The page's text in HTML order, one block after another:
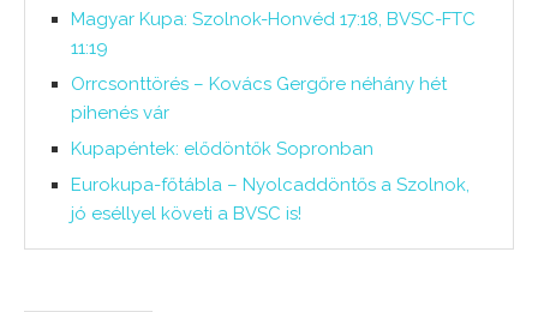
Magyar Kupa: Szolnok-Honvéd 17:18, BVSC-FTC
11:19
Orrcsonttörés – Kovács Gergőre néhány hét
pihenés vár
Kupapéntek: elődöntők Sopronban
Eurokupa-főtábla – Nyolcaddöntős a Szolnok,
jó eséllyel követi a BVSC is!